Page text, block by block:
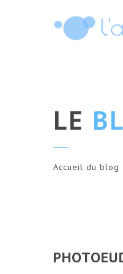
LE
Accueil du blog